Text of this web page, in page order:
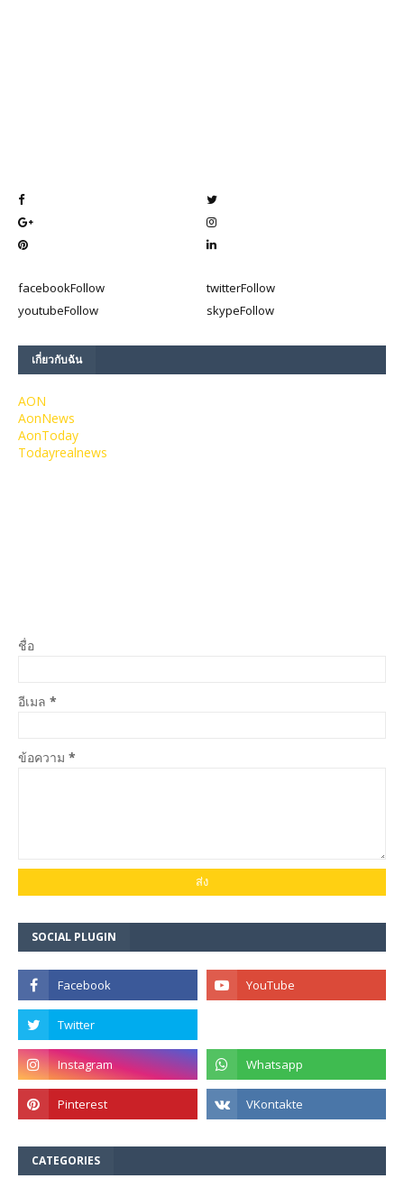
facebookFollow twitterFollow
youtubeFollow skypeFollow
เกี่ยวกับฉัน
AON
AonNews
AonToday
Todayrealnews
ชื่อ
อีเมล *
ข้อความ *
SOCIAL PLUGIN
CATEGORIES